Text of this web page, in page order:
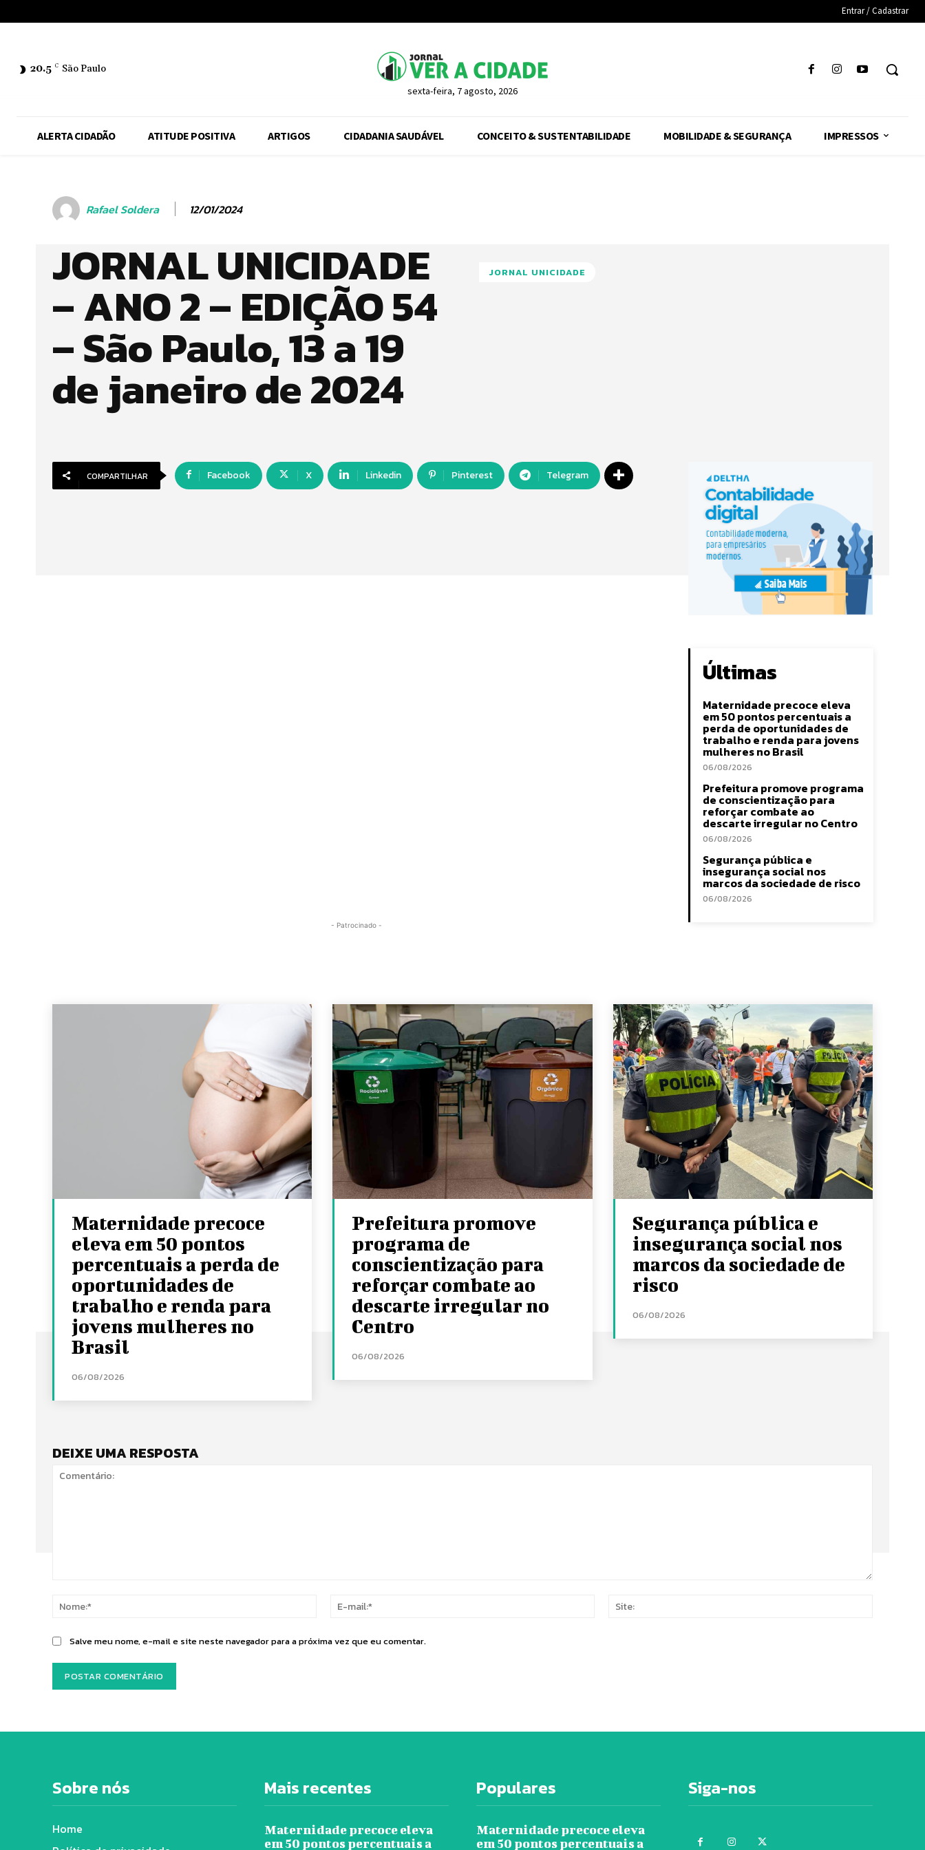
Entrar / Cadastrar
20.5 C São Paulo
sexta-feira, 7 agosto, 2026
ALERTA CIDADÃO ATITUDE POSITIVA ARTIGOS CIDADANIA SAUDÁVEL CONCEITO & SUSTENTABILIDADE MOBILIDADE & SEGURANÇA IMPRESSOS
Rafael Soldera 12/01/2024
JORNAL UNICIDADE
– ANO 2 – EDIÇÃO 54
– São Paulo, 13 a 19
de janeiro de 2024
JORNAL UNICIDADE
COMPARTILHAR Facebook X Linkedin Pinterest Telegram
- Patrocinado -
Últimas
Maternidade precoce eleva
em 50 pontos percentuais a
perda de oportunidades de
trabalho e renda para jovens
mulheres no Brasil
06/08/2026
Prefeitura promove programa
de conscientização para
reforçar combate ao
descarte irregular no Centro
06/08/2026
Segurança pública e
insegurança social nos
marcos da sociedade de risco
06/08/2026
Maternidade precoce
eleva em 50 pontos
percentuais a perda de
oportunidades de
trabalho e renda para
jovens mulheres no
Brasil
06/08/2026
Prefeitura promove
programa de
conscientização para
reforçar combate ao
descarte irregular no
Centro
06/08/2026
Segurança pública e
insegurança social nos
marcos da sociedade de
risco
06/08/2026
DEIXE UMA RESPOSTA
Nome:*
Salve meu nome, e-mail e site neste navegador para a próxima vez que eu comentar.
Sobre nós
Home
Mais recentes
Maternidade precoce eleva
em 50 pontos percentuais a
Populares
Maternidade precoce eleva
em 50 pontos percentuais a
Siga-nos